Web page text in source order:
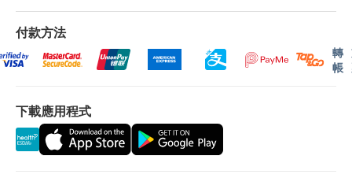
行取貨事宜。
所有訂單須視乎相關貨品的供應情況再作最後確
認。倘若供應商未能提供任何訂單上的貨品，健康
網購health.ESDlife有權拒絕接受該訂單，並且會
於確認訂單後，如客戶在派送貨品期間通知更改地
址，健康網購 <health.ESDdlife> 及 Power Living
將保留向閣下收取額外送貨費用的權利。
付款方法
轉
帳
下載應用程式